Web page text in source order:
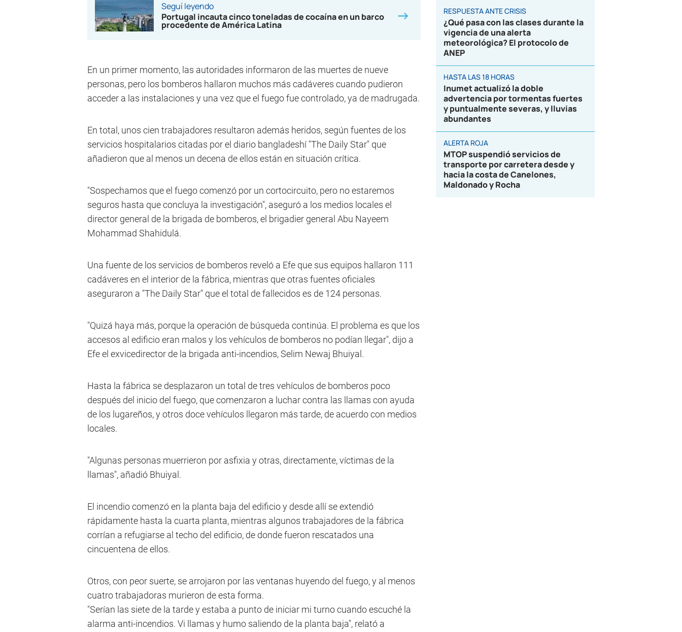
Seguí leyendo
Portugal incauta cinco toneladas de cocaína en un barco
procedente de América Latina
En un primer momento, las autoridades informaron de las muertes de nueve
personas, pero los bomberos hallaron muchos más cadáveres cuando pudieron
acceder a las instalaciones y una vez que el fuego fue controlado, ya de madrugada.
En total, unos cien trabajadores resultaron además heridos, según fuentes de los
servicios hospitalarios citadas por el diario bangladeshí "The Daily Star" que
añadieron que al menos un decena de ellos están en situación crítica.
"Sospechamos que el fuego comenzó por un cortocircuito, pero no estaremos
seguros hasta que concluya la investigación", aseguró a los medios locales el
director general de la brigada de bomberos, el brigadier general Abu Nayeem
Mohammad Shahidulá.
Una fuente de los servicios de bomberos reveló a Efe que sus equipos hallaron 111
cadáveres en el interior de la fábrica, mientras que otras fuentes oficiales
aseguraron a "The Daily Star" que el total de fallecidos es de 124 personas.
"Quizá haya más, porque la operación de búsqueda continúa. El problema es que los
accesos al edificio eran malos y los vehículos de bomberos no podían llegar", dijo a
Efe el exvicedirector de la brigada anti-incendios, Selim Newaj Bhuiyal.
Hasta la fábrica se desplazaron un total de tres vehículos de bomberos poco
después del inicio del fuego, que comenzaron a luchar contra las llamas con ayuda
de los lugareños, y otros doce vehículos llegaron más tarde, de acuerdo con medios
locales.
"Algunas personas muerrieron por asfixia y otras, directamente, víctimas de la
llamas", añadió Bhuiyal.
El incendio comenzó en la planta baja del edificio y desde allí se extendió
rápidamente hasta la cuarta planta, mientras algunos trabajadores de la fábrica
corrían a refugiarse al techo del edificio, de donde fueron rescatados una
cincuentena de ellos.
Otros, con peor suerte, se arrojaron por las ventanas huyendo del fuego, y al menos
cuatro trabajadoras murieron de esta forma.
"Serían las siete de la tarde y estaba a punto de iniciar mi turno cuando escuché la
alarma anti-incendios. Vi llamas y humo saliendo de la planta baja", relató a
RESPUESTA ANTE CRISIS
¿Qué pasa con las clases durante la
vigencia de una alerta
meteorológica? El protocolo de
ANEP
HASTA LAS 18 HORAS
Inumet actualizó la doble
advertencia por tormentas fuertes
y puntualmente severas, y lluvias
abundantes
ALERTA ROJA
MTOP suspendió servicios de
transporte por carretera desde y
hacia la costa de Canelones,
Maldonado y Rocha